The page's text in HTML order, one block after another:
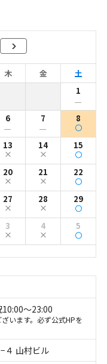
木 金
土
1
ー
6 7 8
ー ー
13 14 15
20 21 22
27 28 29
3 4 5
～23:00
います。必ず公式HPを
４ 山村ビル